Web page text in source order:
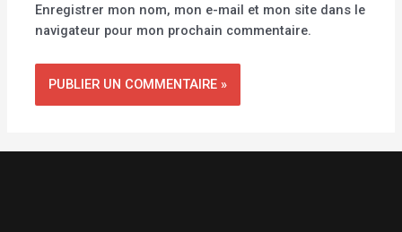
Enregistrer mon nom, mon e-mail et mon site dans le
navigateur pour mon prochain commentaire.